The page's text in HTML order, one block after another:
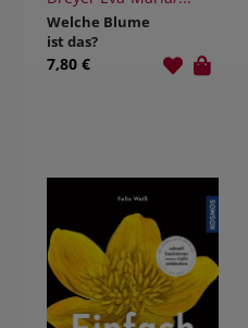
Welche Blume
ist das?
7,80 €